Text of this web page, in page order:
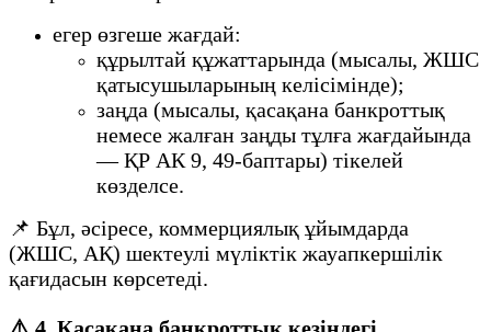
егер өзгеше жағдай:
құрылтай құжаттарында (мысалы, ЖШС
қатысушыларының келісімінде);
заңда (мысалы, қасақана банкроттық
немесе жалған заңды тұлға жағдайында
— ҚР АК 9, 49-баптары) тікелей
көзделсе.
📌 Бұл, әсіресе, коммерциялық ұйымдарда
(ЖШС, АҚ) шектеулі мүліктік жауапкершілік
қағидасын көрсетеді.